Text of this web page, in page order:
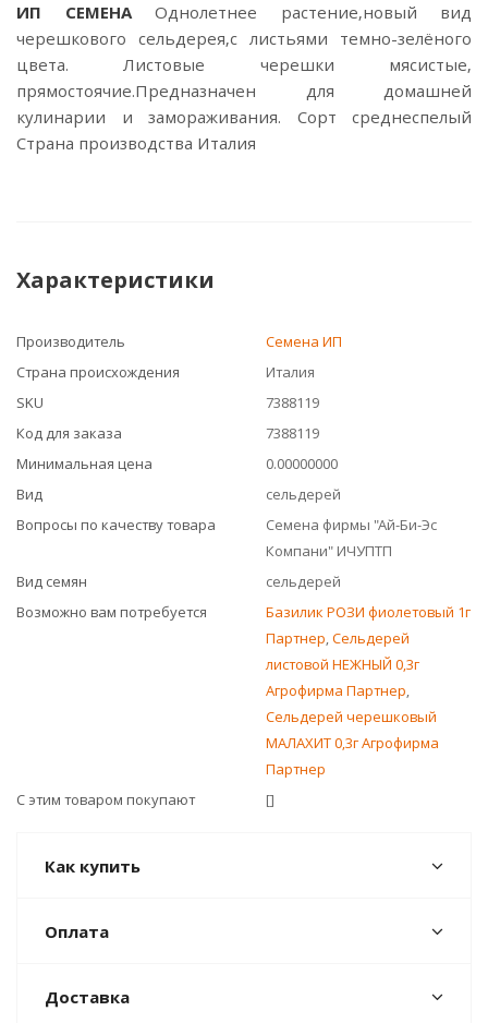
ИП СЕМЕНАОднолетнее растение,новый вид
черешкового сельдерея,с листьями темно-зелёного
цвета. Листовые черешки мясистые,
прямостоячие.Предназначен для домашней
кулинарии и замораживания. Сорт среднеспелый
Страна производства Италия
Характеристики
Производитель
Семена ИП
Страна происхождения
Италия
SKU
7388119
Код для заказа
7388119
Минимальная цена
0.00000000
Вид
сельдерей
Вопросы по качеству товара
Семена фирмы "Ай-Би-Эс
Компани" ИЧУПТП
Вид семян
сельдерей
Возможно вам потребуется
Базилик РОЗИ фиолетовый 1г
Партнер,Сельдерей
листовой НЕЖНЫЙ 0,3г
Агрофирма Партнер,
Сельдерей черешковый
МАЛАХИТ 0,3г Агрофирма
Партнер
С этим товаром покупают
[]
Как купить
Оплата
Доставка